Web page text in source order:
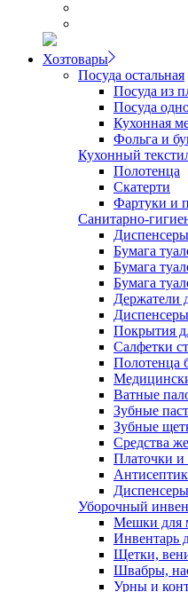
Хозтовары
Посуда остальная
Посуда из
Посуда
Кухонная
Фольга и
Кухонный
Полотенца
Скатерти
Фартуки и
Санитарно-
Бумага
Бумага
Бумага
Держатели
Покрытия
Салфетки
Полотенца
Ватные
Зубные
Зубные
Средства
Платочки и
Уборочный
Мешки для
Инвентарь
Щетки,
Швабры,
Урны и